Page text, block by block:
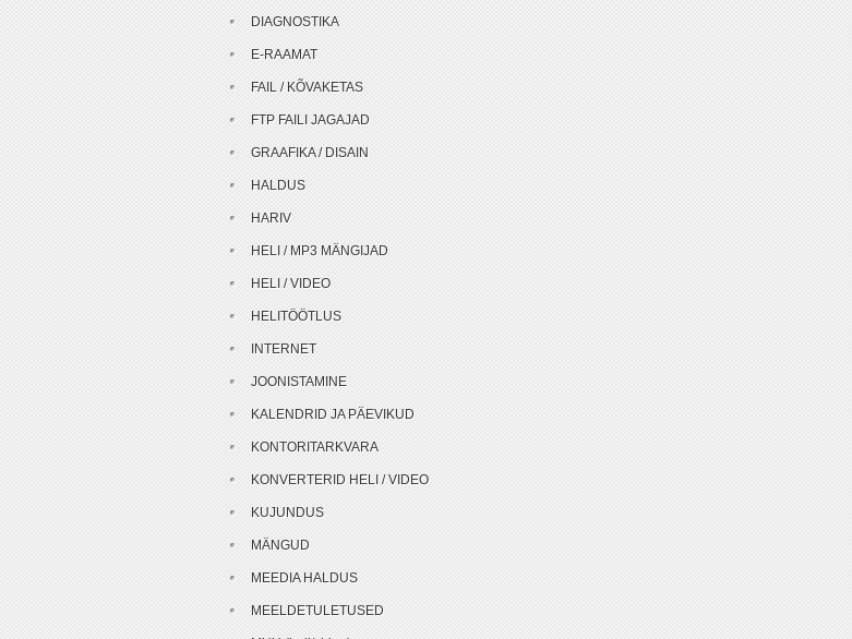
DIAGNOSTIKA
E-RAAMAT
FAIL / KÕVAKETAS
FTP FAILI JAGAJAD
GRAAFIKA / DISAIN
HALDUS
HARIV
HELI / MP3 MÄNGIJAD
HELI / VIDEO
HELITÖÖTLUS
INTERNET
JOONISTAMINE
KALENDRID JA PÄEVIKUD
KONTORITARKVARA
KONVERTERID HELI / VIDEO
KUJUNDUS
MÄNGUD
MEEDIA HALDUS
MEELDETULETUSED